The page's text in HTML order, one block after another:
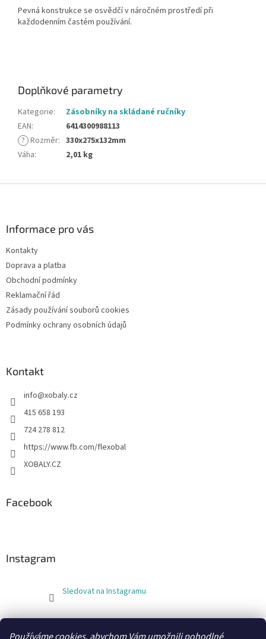
Pevná konstrukce se osvědčí v náročném prostředí při
každodenním častém používání.
Doplňkové parametry
Kategorie:
Zásobníky na skládané ručníky
EAN:
6414300988113
? Rozměr: 330x275x132mm
Váha: 2,01 kg
Informace pro vás
Kontakty
Doprava a platba
Obchodní podmínky
Reklamační řád
Zásady používání souborů cookies
Podmínky ochrany osobních údajů
Kontakt
info@xobaly.cz
415 658 193
724 278 812
https://www.fb.com/flexobal
XOBALY.CZ
Facebook
Instagram
Sledovat na Instagramu